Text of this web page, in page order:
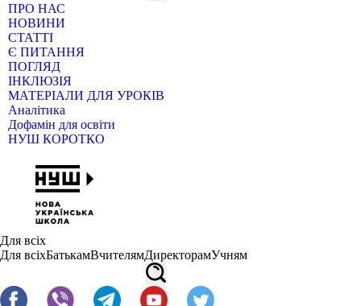
ПРО НАС
НОВИНИ
СТАТТІ
Є ПИТАННЯ
ПОГЛЯД
ІНКЛЮЗІЯ
МАТЕРІАЛИ ДЛЯ УРОКІВ
Аналітика
Дофамін для освіти
НУШ КОРОТКО
Для всіх
Для всіхБатькамВчителямДиректорамУчням